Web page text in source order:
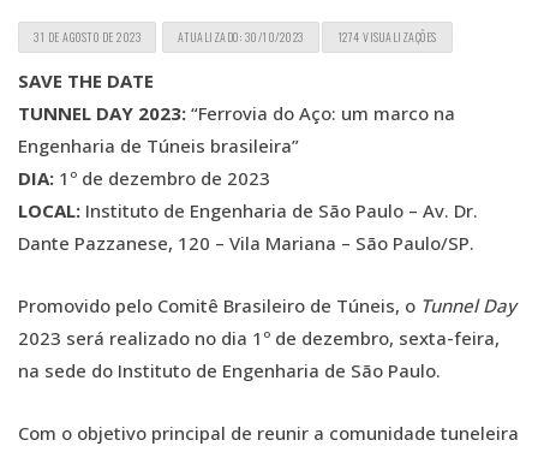
31 DE AGOSTO DE 2023 ATUALIZADO: 30/10/2023 1274 VISUALIZAÇÕES
SAVE THE DATE
TUNNEL DAY 2023: “Ferrovia do Aço: um marco na
Engenharia de Túneis brasileira”
DIA: 1º de dezembro de 2023
LOCAL: Instituto de Engenharia de São Paulo – Av. Dr.
Dante Pazzanese, 120 – Vila Mariana – São Paulo/SP.
Promovido pelo Comitê Brasileiro de Túneis, o Tunnel Day
2023 será realizado no dia 1º de dezembro, sexta-feira,
na sede do Instituto de Engenharia de São Paulo.
Com o objetivo principal de reunir a comunidade tuneleira